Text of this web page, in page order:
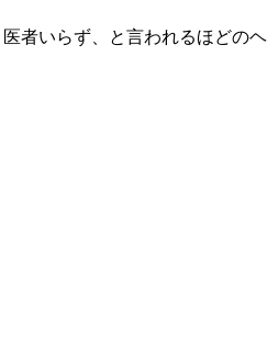
者いらず、と言われるほど